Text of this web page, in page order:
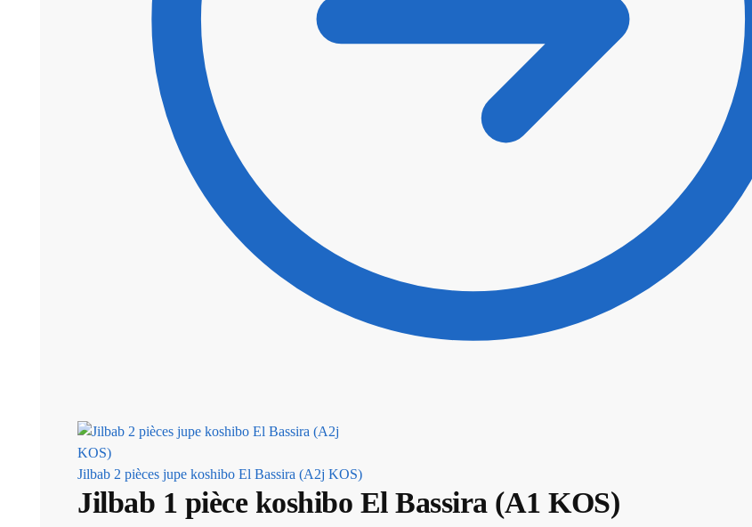
Jilbab 2 pièces jupe koshibo El Bassira (A2j KOS)
Jilbab 1 pièce koshibo El Bassira (A1 KOS)